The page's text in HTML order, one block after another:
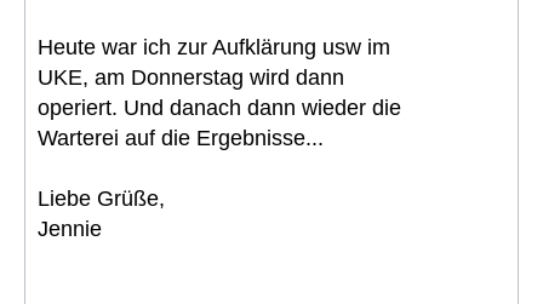
Heute war ich zur Aufklärung usw im
UKE, am Donnerstag wird dann
operiert. Und danach dann wieder die
Warterei auf die Ergebnisse...
Liebe Grüße,
Jennie